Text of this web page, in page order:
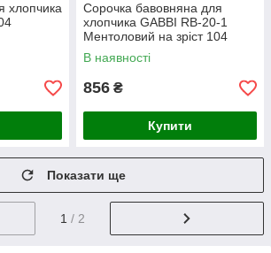
хлопчика
Сорочка бавовняна для
хлопчика GABBI RB-20-1
Ментоловий на зріст 104
(12026)
В наявності
856 ₴
Купити
Показати ще
1 / 2